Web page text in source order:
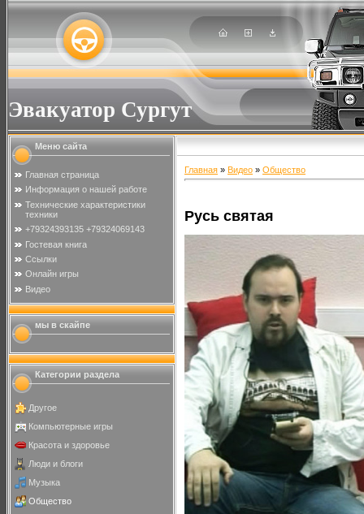
Эвакуатор Сургут
Меню сайта
Главная страница
Информация о нашей работе
Технические характеристики
техники
+79324393135 +79324069143
Гостевая книга
Ссылки
Онлайн игры
Видео
мы в скайпе
Категории раздела
Другое
Компьютерные игры
Красота и здоровье
Люди и блоги
Музыка
Общество
Главная » Видео » Общество
Русь святая